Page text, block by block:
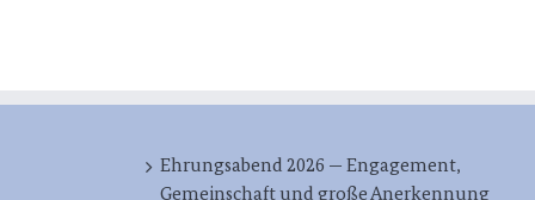
Ehrungsabend 2026 — Engagement,
Gemeinschaft und große Anerkennung